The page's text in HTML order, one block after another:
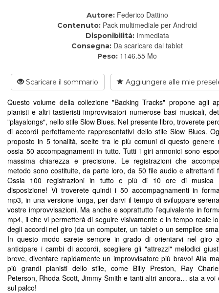
Autore: Federico Dattino
Contenuto: Pack multimediale per Android
Disponibilità: Immediata
Consegna: Da scaricare dal tablet
Peso: 1146.55 Mo
Scaricare il sommario Aggiungere alle mie
Questo volume della collezione "Backing Tracks" propone agli
pianisti e altri tastieristi improvvisatori numerose basi musicali,
"playalongs", nello stile Slow Blues. Nel presente libro, troverete
di accordi perfettamente rappresentativi dello stile Slow Blues.
proposto in 5 tonalità, scelte tra le più comuni di questo genere
ossia 50 accompagnamenti in tutto. Tutti i giri armonici sono
massima chiarezza e precisione. Le registrazioni che
metodo sono costituite, da parte loro, da 50 file audio e altrettanti
Ossia 100 registrazioni in tutto e più di 10 ore di musica
disposizione! Vi troverete quindi i 50 accompagnamenti in
mp3, in una versione lunga, per darvi il tempo di sviluppare
vostre improvvisazioni. Ma anche e soprattutto l’equivalente in
mp4, il che vi permetterà di seguire visivamente e in tempo reale
degli accordi nel giro (da un computer, un tablet o un semplice
In questo modo sarete sempre in grado di orientarvi nel giro
anticipare i cambi di accordi, scegliere gli "attrezzi" melodici
breve, diventare rapidamente un improvvisatore più bravo! Alla
più grandi pianisti dello stile, come Billy Preston, Ray
Peterson, Rhoda Scott, Jimmy Smith e tanti altri ancora… sta a voi
sul palco!